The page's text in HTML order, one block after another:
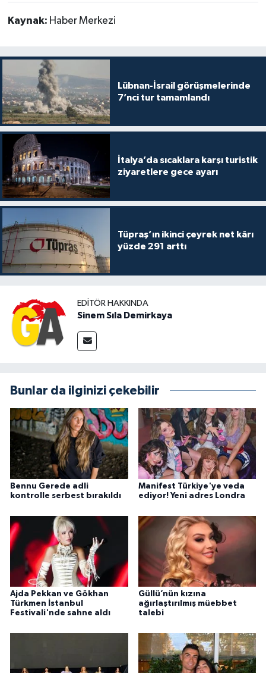
Kaynak: Haber Merkezi
Lübnan-İsrail görüşmelerinde
7’nci tur tamamlandı
İtalya’da sıcaklara karşı turistik
ziyaretlere gece ayarı
Tüpraş’ın ikinci çeyrek net kârı
yüzde 291 arttı
EDITÖR HAKKINDA
Sinem Sıla Demirkaya
Bunlar da ilginizi çekebilir
Bennu Gerede adli
kontrolle serbest bırakıldı
Manifest Türkiye'ye veda
ediyor! Yeni adres Londra
Ajda Pekkan ve Gökhan
Türkmen İstanbul
Festivali'nde sahne aldı
Güllü’nün kızına
ağırlaştırılmış müebbet
talebi